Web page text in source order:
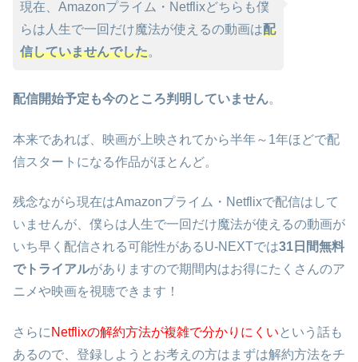
現在、Amazonプライム・Netflixどちらも僕
らは人生で一回だけ魔法が使えるの動画は配
信していませんでした。
配信開始予定も今のところ判明していません。
本来であれば、映画が上映されてから半年～1年ほどで配
信スタートになる作品がほとんど。
残念ながら現在はAmazonプライム・Netflixで配信はして
いませんが、僕らは人生で一回だけ魔法が使えるの動画が
いち早く配信される可能性があるU-NEXTでは31日間無料
でトライアルがありますので期間内はお得にたくさんのア
ニメや映画を視聴できます！
さらに Netflixの解約方法が複雑で分かりにくい という話も
あるので、登録しようとお考えの方はまずは解約方法をチ